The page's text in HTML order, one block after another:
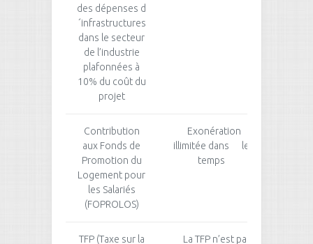
des dépenses d
´infrastructures
dans le secteur
de l’industrie
plafonnées à
10% du coût du
projet
Contribution
aux Fonds de
Promotion du
Logement pour
les Salariés
(FOPROLOS)
Exonération
illimitée dans le
temps
TFP (Taxe sur la
La TFP n’est pas due par les